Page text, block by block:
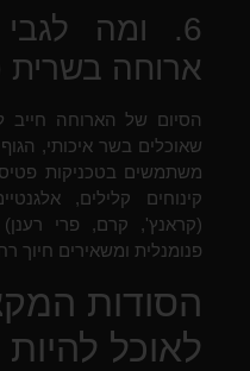
6. ומה
ארוחה
הסיום של הארוחה חייב
שאוכלים בשר איכותי,
משתמשים בטכניקות
קינוחים קלילים,
(קראנץ', קרם, פרי
פנומנלית ומשאירים חיוך
הסודות
לאוכל להיות